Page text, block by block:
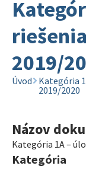
2019/
Úvod
Kategória
2019/2020
Názov
Kategória 1A –
Kategória